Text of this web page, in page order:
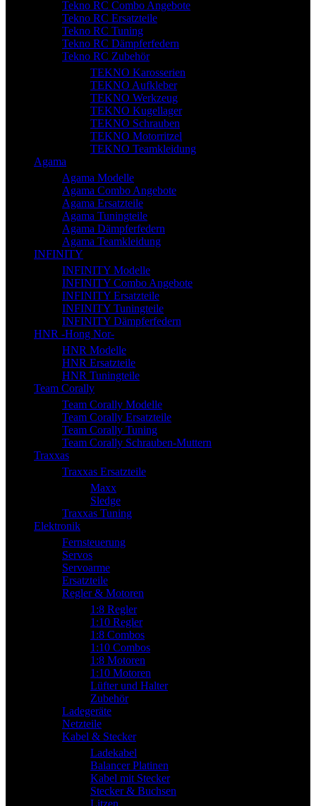
Tekno RC Combo Angebote
Tekno RC Ersatzteile
Tekno RC Tuning
Tekno RC Dämpferfedern
Tekno RC Zubehör
TEKNO Karosserien
TEKNO Aufkleber
TEKNO Werkzeug
TEKNO Kugellager
TEKNO Schrauben
TEKNO Motorritzel
TEKNO Teamkleidung
Agama
Agama Modelle
Agama Combo Angebote
Agama Ersatzteile
Agama Tuningteile
Agama Dämpferfedern
Agama Teamkleidung
INFINITY
INFINITY Modelle
INFINITY Combo Angebote
INFINITY Ersatzteile
INFINITY Tuningteile
INFINITY Dämpferfedern
HNR -Hong Nor-
HNR Modelle
HNR Ersatzteile
HNR Tuningteile
Team Corally
Team Corally Modelle
Team Corally Ersatzteile
Team Corally Tuning
Team Corally Schrauben-Muttern
Traxxas
Traxxas Ersatzteile
Maxx
Sledge
Traxxas Tuning
Elektronik
Fernsteuerung
Servos
Servoarme
Ersatzteile
Regler & Motoren
1:8 Regler
1:10 Regler
1:8 Combos
1:10 Combos
1:8 Motoren
1:10 Motoren
Lüfter und Halter
Zubehör
Ladegeräte
Netzteile
Kabel & Stecker
Ladekabel
Balancer Platinen
Kabel mit Stecker
Stecker & Buchsen
Litzen